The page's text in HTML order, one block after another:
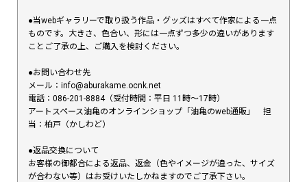
●当webギャラリーで取り扱う作品・グッズはすべて作家による一点
ものです。大きさ、色合い、形には一点ずつ多少の違いがあります
ことご了承の上、ご購入を検討ください。
●お問い合わせ先
メール：info@aburakame.ocnk.net
電話：086-201-8884（受付時間：平日 11時〜17時）
アートスペース油亀のオンラインショップ「油亀のweb通販」 担
当：柏戸（かしわど）
●返品交換について
お客様の御都合による返品、返金（色やイメージが違った、サイズ
が合わない等）はお受けいたしかねますのでご了承下さい。